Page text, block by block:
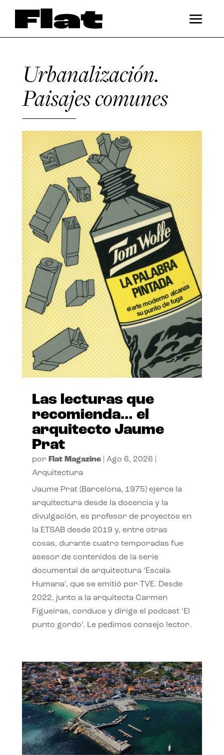
Urbanalización.
Paisajes comunes
Las lecturas que
recomienda… el
arquitecto Jaume
Prat
por Flat Magazine| Ago 6, 2026
Arquitectura
Jaume Prat (Barcelona, 1975) ejerce la
arquitectura desde la docencia y la
divulgación, es profesor de proyectos en
la ETSAB desde 2019 y, entre otras
cosas, durante cuatro temporadas fue
asesor de contenidos de la serie
documental de arquitectura ‘Escala
Humana’, que se emitió por TVE. Desde
2022, junto a la arquitecta Carmen
Figueiras, conduce y dirige el podcast ‘El
punto gordo’. Le pedimos consejo lector.